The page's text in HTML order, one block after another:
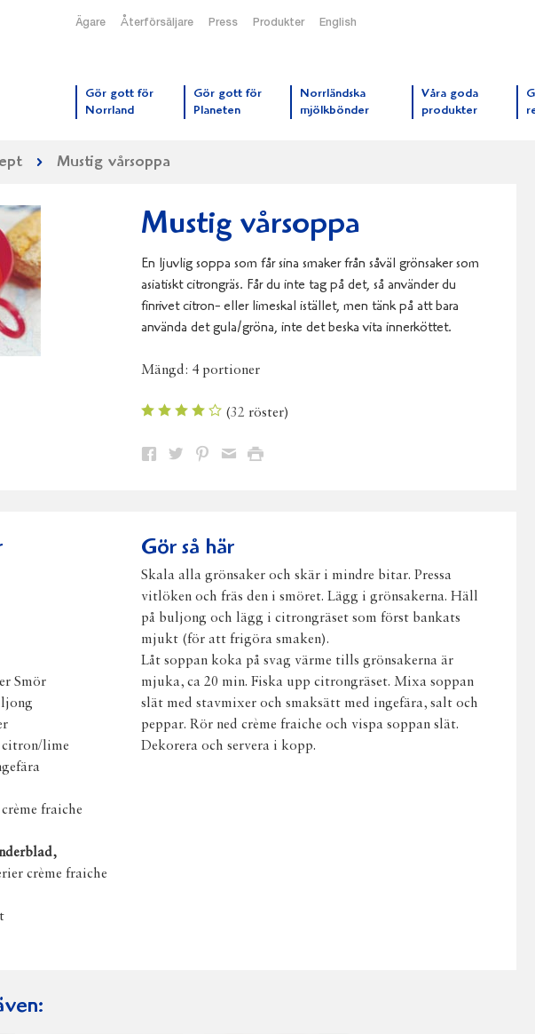
Ägare Återförsäljare Press Produkter English
Gör gott för
Norrland
Gör gott för
Planeten
Norrländska
mjölkbönder
Våra goda
produkter
Mustig vårsoppa
Mustig vårsoppa
En ljuvlig soppa som får sina smaker från såväl grönsaker som
asiatiskt citrongräs. Får du inte tag på det, så använder du
finrivet citron- eller limeskal istället, men tänk på att bara
använda det gula/gröna, inte det beska vita innerköttet.
Mängd: 4 portioner
(32 röster)
Dela Dela Dela DelaSkriv
Smör
citron/lime
fraiche
crème fraiche
Gör så här
Skala alla grönsaker och skär i mindre bitar. Pressa
vitlöken och fräs den i smöret. Lägg i grönsakerna. Häll
på buljong och lägg i citrongräset som först bankats
mjukt (för att frigöra smaken).
Låt soppan koka på svag värme tills grönsakerna är
mjuka, ca 20 min. Fiska upp citrongräset. Mixa soppan
slät med stavmixer och smaksätt med ingefära, salt och
peppar. Rör ned crème fraiche och vispa soppan slät.
Dekorera och servera i kopp.